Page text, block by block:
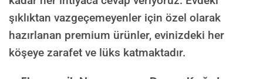
şıklıktan vazgeçemeyenler için özel olarak
hazırlanan premium ürünler, evinizdeki her
köşeye zarafet ve lüks katmaktadır.